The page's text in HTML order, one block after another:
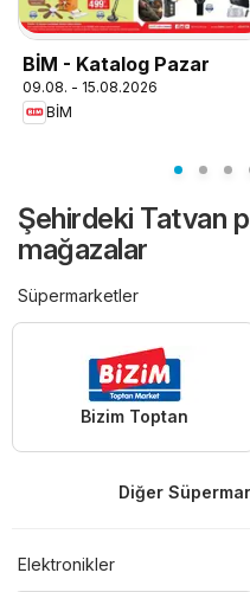
BİM - Katalog Pazar
09.08. - 15.08.2026
BİM
Şehirdeki Tatvan
mağazalar
Süpermarketler
Bizim Toptan
Diğer
Elektronikler